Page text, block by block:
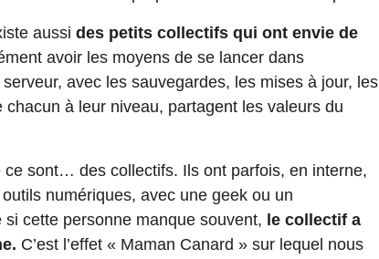
aussi des petits collectifs qui ont envie de
avoir les moyens de se lancer dans
avec les sauvegardes, les mises à jour, les
à leur niveau, partagent les valeurs du
ce sont… des collectifs. Ils ont parfois, en interne,
numériques, avec une geek ou un
cette personne manque souvent, le collectif a
C’est l’effet « Maman Canard » sur lequel nous